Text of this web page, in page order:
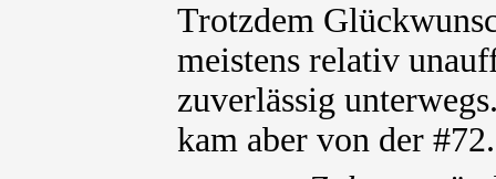
Trotzdem
meistens relativ
zuverlässig
kam aber von der #72.